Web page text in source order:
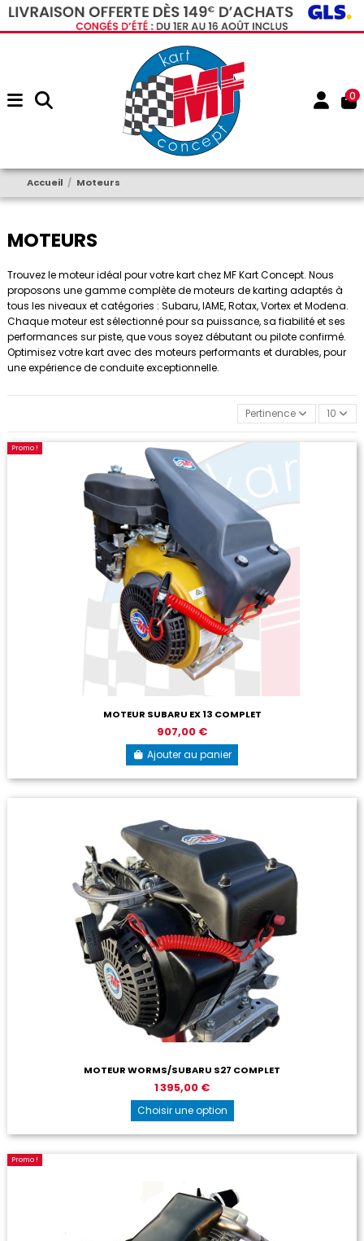
0
Accueil Moteurs
MOTEURS
Trouvez le moteur idéal pour votre kart chez MF Kart Concept. Nous
proposons une gamme complète de moteurs de karting adaptés à
tous les niveaux et catégories : Subaru, IAME, Rotax, Vortex et Modena.
Chaque moteur est sélectionné pour sa puissance, sa fiabilité et ses
performances sur piste, que vous soyez débutant ou pilote confirmé.
Optimisez votre kart avec des moteurs performants et durables, pour
une expérience de conduite exceptionnelle.
Pertinence 10
Promo !
MOTEUR SUBARU EX 13 COMPLET
907,00 €
Ajouter au panier
MOTEUR WORMS/SUBARU S27 COMPLET
1 395,00 €
Choisir une option
Promo !